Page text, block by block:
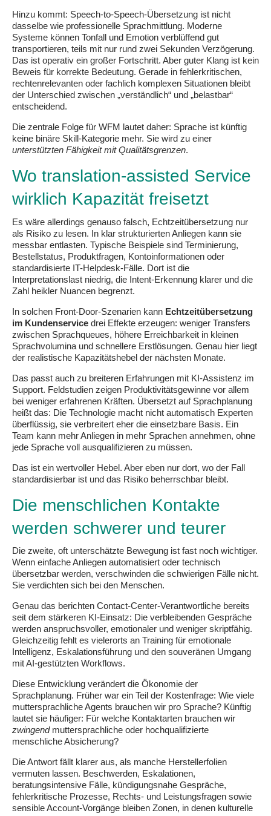
Hinzu kommt: Speech-to-Speech-Übersetzung ist nicht
dasselbe wie professionelle Sprachmittlung. Moderne
Systeme können Tonfall und Emotion verblüffend gut
transportieren, teils mit nur rund zwei Sekunden Verzögerung.
Das ist operativ ein großer Fortschritt. Aber guter Klang ist kein
Beweis für korrekte Bedeutung. Gerade in fehlerkritischen,
rechtenrelevanten oder fachlich komplexen Situationen bleibt
der Unterschied zwischen „verständlich“ und „belastbar“
entscheidend.
Die zentrale Folge für WFM lautet daher: Sprache ist künftig
keine binäre Skill-Kategorie mehr. Sie wird zu einer
unterstützten Fähigkeit mit Qualitätsgrenzen.
Wo translation-assisted Service
wirklich Kapazität freisetzt
Es wäre allerdings genauso falsch, Echtzeitübersetzung nur
als Risiko zu lesen. In klar strukturierten Anliegen kann sie
messbar entlasten. Typische Beispiele sind Terminierung,
Bestellstatus, Produktfragen, Kontoinformationen oder
standardisierte IT-Helpdesk-Fälle. Dort ist die
Interpretationslast niedrig, die Intent-Erkennung klarer und die
Zahl heikler Nuancen begrenzt.
In solchen Front-Door-Szenarien kann Echtzeitübersetzung
im Kundenservice drei Effekte erzeugen: weniger Transfers
zwischen Sprachqueues, höhere Erreichbarkeit in kleinen
Sprachvolumina und schnellere Erstlösungen. Genau hier liegt
der realistische Kapazitätshebel der nächsten Monate.
Das passt auch zu breiteren Erfahrungen mit KI-Assistenz im
Support. Feldstudien zeigen Produktivitätsgewinne vor allem
bei weniger erfahrenen Kräften. Übersetzt auf Sprachplanung
heißt das: Die Technologie macht nicht automatisch Experten
überflüssig, sie verbreitert eher die einsetzbare Basis. Ein
Team kann mehr Anliegen in mehr Sprachen annehmen, ohne
jede Sprache voll ausqualifizieren zu müssen.
Das ist ein wertvoller Hebel. Aber eben nur dort, wo der Fall
standardisierbar ist und das Risiko beherrschbar bleibt.
Die menschlichen Kontakte
werden schwerer und teurer
Die zweite, oft unterschätzte Bewegung ist fast noch wichtiger.
Wenn einfache Anliegen automatisiert oder technisch
übersetzbar werden, verschwinden die schwierigen Fälle nicht.
Sie verdichten sich bei den Menschen.
Genau das berichten Contact-Center-Verantwortliche bereits
seit dem stärkeren KI-Einsatz: Die verbleibenden Gespräche
werden anspruchsvoller, emotionaler und weniger skriptfähig.
Gleichzeitig fehlt es vielerorts an Training für emotionale
Intelligenz, Eskalationsführung und den souveränen Umgang
mit AI-gestützten Workflows.
Diese Entwicklung verändert die Ökonomie der
Sprachplanung. Früher war ein Teil der Kostenfrage: Wie viele
muttersprachliche Agents brauchen wir pro Sprache? Künftig
lautet sie häufiger: Für welche Kontaktarten brauchen wir
zwingendmuttersprachliche oder hochqualifizierte
menschliche Absicherung?
Die Antwort fällt klarer aus, als manche Herstellerfolien
vermuten lassen. Beschwerden, Eskalationen,
beratungsintensive Fälle, kündigungsnahe Gespräche,
fehlerkritische Prozesse, Rechts- und Leistungsfragen sowie
sensible Account-Vorgänge bleiben Zonen, in denen kulturelle